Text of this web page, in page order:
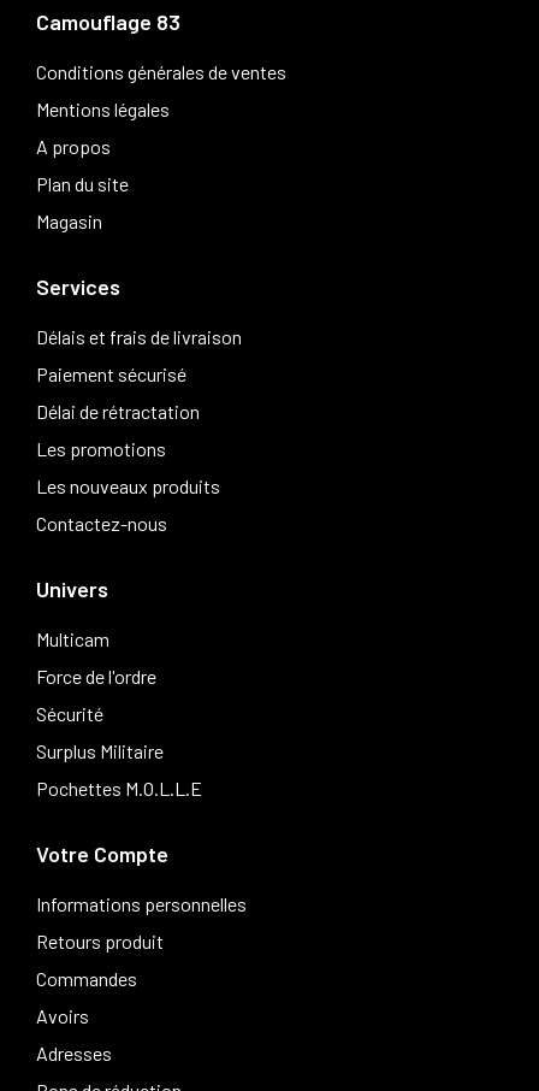
Camouflage 83
Conditions générales de ventes
Mentions légales
A propos
Plan du site
Magasin
Services
Délais et frais de livraison
Paiement sécurisé
Délai de rétractation
Les promotions
Les nouveaux produits
Contactez-nous
Univers
Multicam
Force de l'ordre
Sécurité
Surplus Militaire
Pochettes M.O.L.L.E
Votre Compte
Informations personnelles
Retours produit
Commandes
Avoirs
Adresses